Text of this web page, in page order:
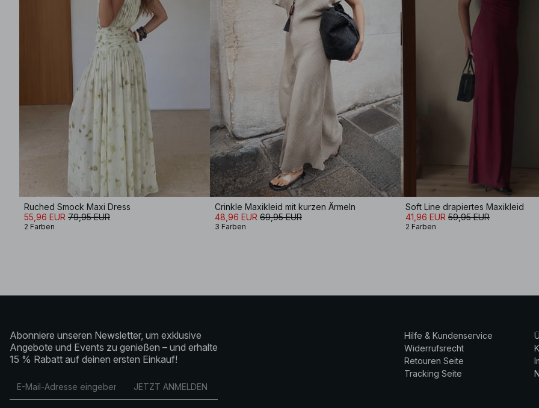
Ruched Smock Maxi Dress
55,96 EUR 79,95 EUR
2 Farben
Crinkle Maxikleid mit kurzen Ärmeln
48,96 EUR 69,95 EUR
3 Farben
Soft Line drapiertes Maxikleid
41,96 EUR 59,95 EUR
2 Farben
Abonniere unseren Newsletter, um exklusive
Angebote und Events zu genießen – und erhalte
15 % Rabatt auf deinen ersten Einkauf!
JETZT ANMELDEN
Hilfe & Kundenservice
Widerrufsrecht
Retouren Seite
Tracking Seite